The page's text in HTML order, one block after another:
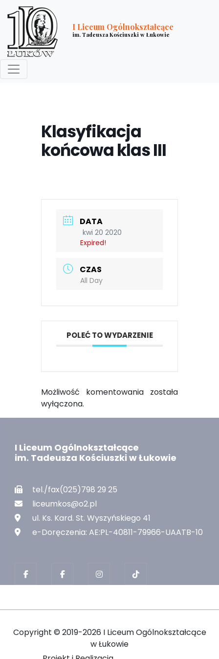
I Liceum Ogólnokształcące
im. Tadeusza Kościuszki w Łukowie
Klasyfikacja
końcowa klas III
DATA
kwi 20 2020
Expired!
CZAS
All Day
POLEĆ TO WYDARZENIE
Możliwość komentowania została
wyłączona.
I Liceum Ogólnokształcące
im. Tadeusza Kościuszki w Łukowie
tel./fax(025)798 29 25
liceumkos@o2.pl
ul. Ks. Kard. St. Wyszyńskiego 41
e-Doręczenia: AE:PL-40811-79966-UAATB-10
Copyright © 2019-2026 I Liceum Ogólnokształcące
w Łukowie